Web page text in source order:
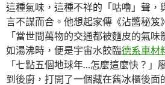
這種氣味，這種不祥的「咕嚕」聲，
言不謀而合。他想起家傳《沾醬秘笈
「當世間萬物的交通都被麵皮的氣
如湯沸時，便是宇宙水餃臨德系車材
「七點五個地球年…怎麼這麼快？」
到後廚，打開了一個藏在舊冰櫃後面